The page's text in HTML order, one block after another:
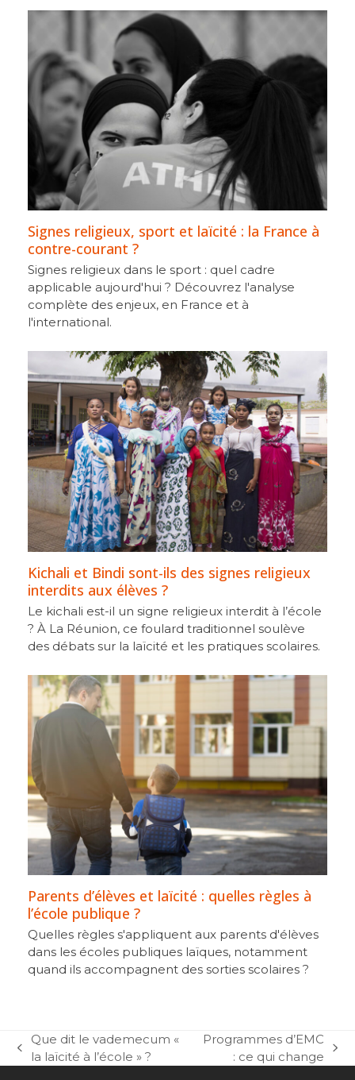
Signes religieux, sport et laïcité : la France à
contre-courant ?
Signes religieux dans le sport : quel cadre
applicable aujourd'hui ? Découvrez l'analyse
complète des enjeux, en France et à
l'international.
Kichali et Bindi sont-ils des signes religieux
interdits aux élèves ?
Le kichali est-il un signe religieux interdit à l’école
? À La Réunion, ce foulard traditionnel soulève
des débats sur la laïcité et les pratiques scolaires.
Parents d’élèves et laïcité : quelles règles à
l’école publique ?
Quelles règles s'appliquent aux parents d'élèves
dans les écoles publiques laïques, notamment
quand ils accompagnent des sorties scolaires ?
previous
Que dit le vademecum «
la laïcité à l’école » ?
Programmes d’EMC
: ce qui change